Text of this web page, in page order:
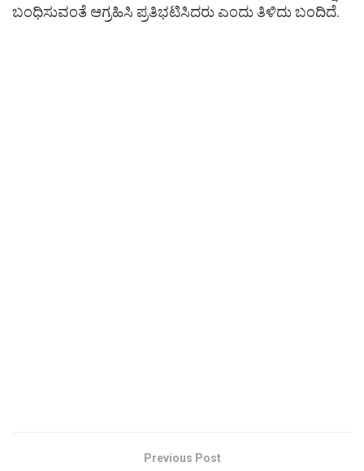
ಬಂಧಿಸುವಂತೆ ಆಗ್ರಹಿಸಿ ಪ್ರತಿಭಟಿಸಿದರು ಎಂದು ತಿಳಿದು ಬಂದಿದೆ.
Previous Post